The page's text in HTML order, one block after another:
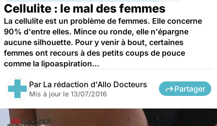
Cellulite : le mal des femmes
La cellulite est un problème de femmes. Elle concerne
90% d'entre elles. Mince ou ronde, elle n'épargne
aucune silhouette. Pour y venir à bout, certaines
femmes ont recours à des petits coups de pouce
comme la lipoaspiration...
Par La rédaction d'Allo Docteurs
Mis à jour le 13/07/2016
Partager